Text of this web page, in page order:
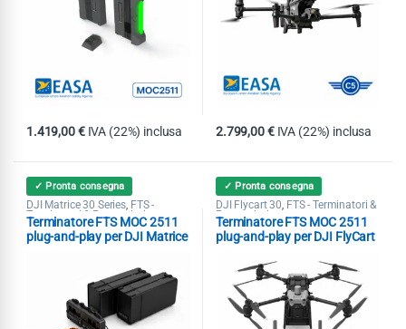
1.419,00€ IVA (22%) inclusa 2.799,00€ IVA (22%) inclusa
✓ Pronta consegna
DJI Matrice 30 Series, FTS -
Terminatori & Paracaduti
Terminatore FTS MOC 2511
plug-and-play per DJI Matrice
✓ Pronta consegna
DJI Flycart 30, FTS - Terminatori &
Paracaduti
Terminatore FTS MOC 2511
plug-and-play per DJI FlyCart